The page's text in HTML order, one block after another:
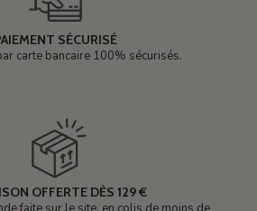
SÉCURISÉ
carte bancaire 100% sécurisés.
OFFERTE DÈS 129 €